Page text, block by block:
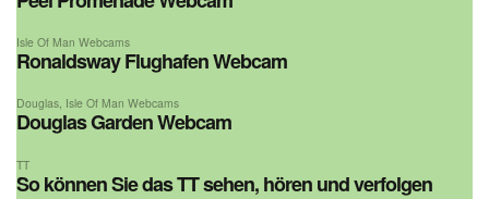
Isle Of Man Webcams
Ronaldsway Flughafen Webcam
Douglas, Isle Of Man Webcams
Douglas Garden Webcam
TT
So können Sie das TT sehen, hören und verfolgen